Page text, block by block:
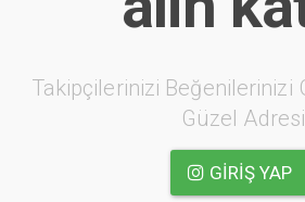
Takipçilerinizi Beğenilerinizi
Güzel Adresi
GIRIŞ YAP